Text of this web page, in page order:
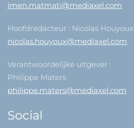
imen.matmati@mediaxel.com
Hoofdredacteur : Nicolas Houyoux
nicolas.houyoux@mediaxel.com
Verantwoordelijke uitgever :
Philippe Maters
philippe.maters@mediaxel.com
Social